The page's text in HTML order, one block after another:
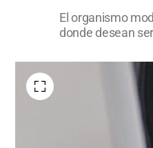
El organismo
donde desean